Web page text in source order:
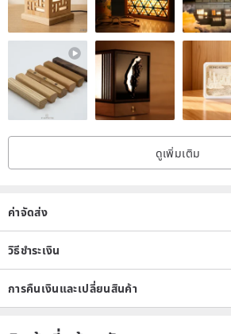
ดูเพิ่มเติม
ค่าจัดส่ง
วิธีชำระเงิน
การคืนเงินและเปลี่ยนสินค้า